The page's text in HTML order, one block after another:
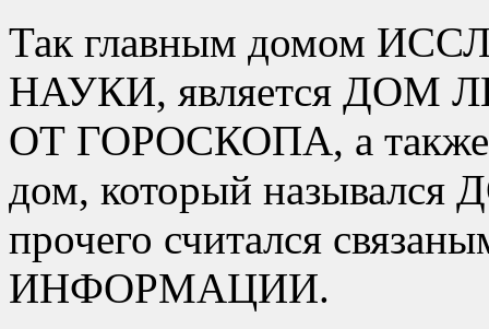
Так главным домом
НАУКИ, является
ОТ ГОРОСКОПА, а также
дом, который
прочего считался
ИНФОРМАЦИИ.